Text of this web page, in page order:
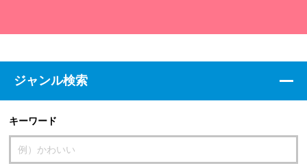
ジャンル検索
キーワード